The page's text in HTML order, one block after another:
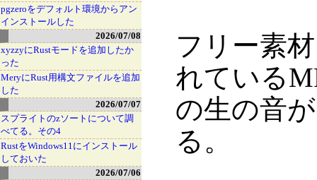
フリー素
れている
の生の音
る。
pgzeroをデフォルト環境からアン
インストールした
2026/07/08
xyzzyにRustモードを追加したか
った
MeryにRust用構文ファイルを追加
した
2026/07/07
スプライトのzソートについて調
べてる。その4
RustをWindows11にインストール
しておいた
2026/07/06